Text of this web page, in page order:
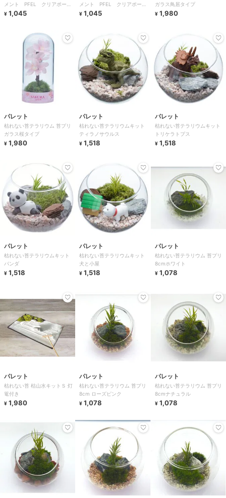
メント PFEL クリアポー
チ アイスランドモスオレンジ
¥ 1,045
メント PFEL クリアポー
チ アイスランドモスワインレ
¥ 1,045
ガラス鳥居タイプ
¥ 1,980
パレット
枯れない苔テラリウム 苔プリ
ガラス桜タイプ
¥ 1,980
パレット
枯れない苔テラリウムキット
ティラノサウルス
¥ 1,518
パレット
枯れない苔テラリウムキット
トリケラトプス
¥ 1,518
パレット
枯れない苔テラリウムキット
パンダ
¥ 1,518
パレット
枯れない苔テラリウムキット
犬と小屋
¥ 1,518
パレット
枯れない苔テラリウム 苔プリ
8cmホワイト
¥ 1,078
パレット
枯れない苔 枯山水キットＳ 灯
篭付き
¥ 1,980
パレット
枯れない苔テラリウム 苔プリ
8cm ローズピンク
¥ 1,078
パレット
枯れない苔テラリウム 苔プリ
8cmナチュラル
¥ 1,078